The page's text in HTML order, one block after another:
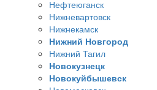
Нефтеюганск
Нижневартовск
Нижнекамск
Нижний Новгород
Нижний Тагил
Новокузнецк
Новокуйбышевск